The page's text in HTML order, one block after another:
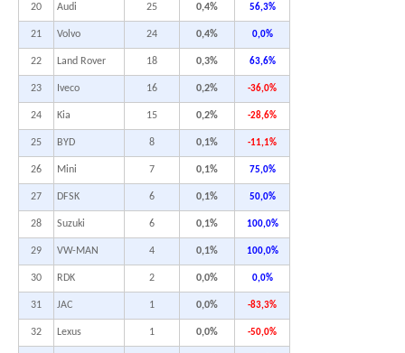
20 Audi 25 0,4% 56,3%
21 Volvo 24 0,4% 0,0%
22 Land Rover 18 0,3% 63,6%
23 Iveco 16 0,2% -36,0%
24 Kia 15 0,2% -28,6%
25 BYD 8 0,1% -11,1%
26 Mini 7 0,1% 75,0%
27 DFSK 6 0,1% 50,0%
28 Suzuki 6 0,1% 100,0%
29 VW-MAN 4 0,1% 100,0%
30 RDK 2 0,0% 0,0%
31 JAC 1 0,0% -83,3%
32 Lexus 1 0,0% -50,0%